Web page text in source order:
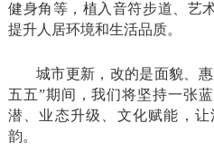
健身角等，植入音符步道、艺
提升人居环境和生活品质。
城市更新，改的是面貌、
五五”期间，我们将坚持一张
潜、业态升级、文化赋能，
韵。